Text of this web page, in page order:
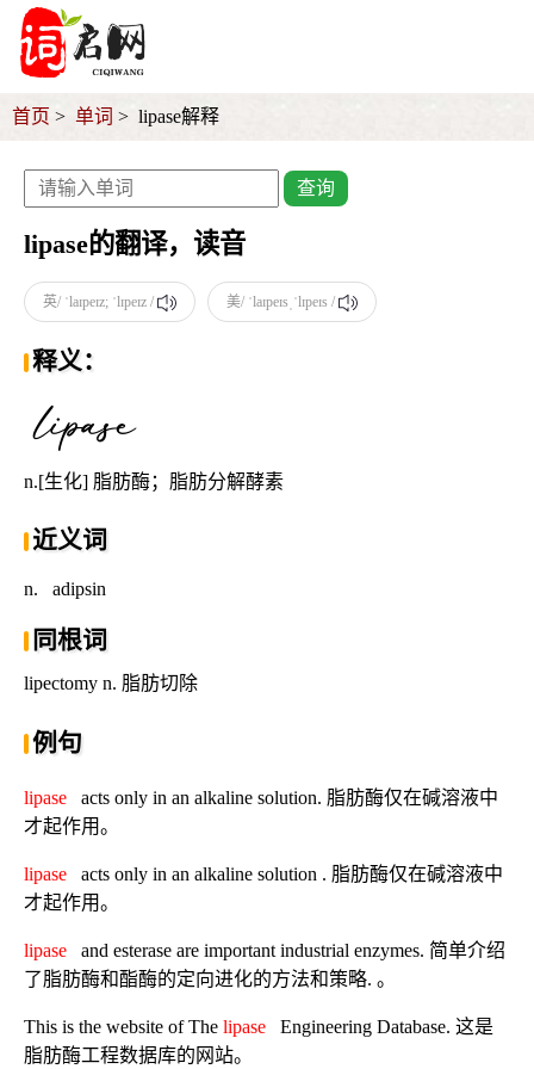
首页 单词 lipase解释
查询
lipase的翻译，读音
英/ ˈlaɪpeɪz; ˈlɪpeɪz / 美/ ˈlaɪpeɪsˌˈlɪpeɪs /
释义：
n.[生化] 脂肪酶；脂肪分解酵素
近义词
n. adipsin
同根词
lipectomy n. 脂肪切除
例句
lipase
acts only in an alkaline solution. 脂肪酶仅在碱溶液中
才起作用。
lipase
acts only in an alkaline solution . 脂肪酶仅在碱溶液中
才起作用。
lipase
and esterase are important industrial enzymes. 简单介绍
了脂肪酶和酯酶的定向进化的方法和策略. 。
This is the website of The lipase
Engineering Database. 这是
脂肪酶工程数据库的网站。